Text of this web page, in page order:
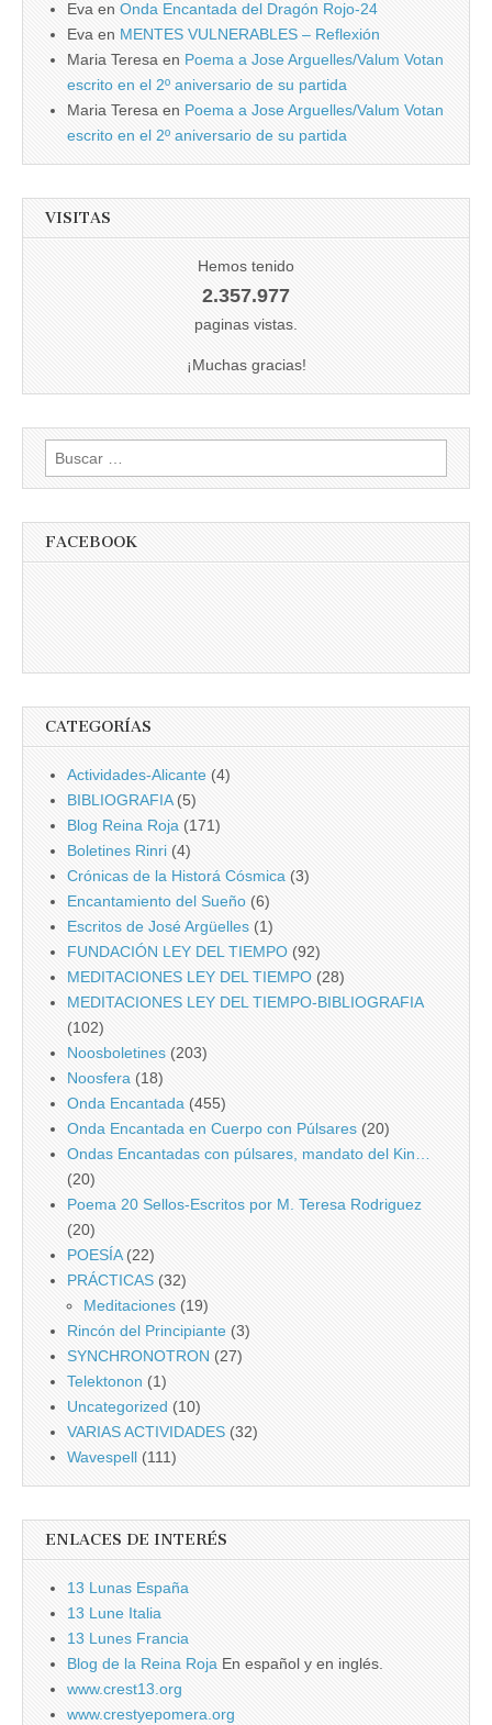
Eva en Onda Encantada del Dragón Rojo-24
Eva en MENTES VULNERABLES – Reflexión
Maria Teresa en Poema a Jose Arguelles/Valum Votan
escrito en el 2º aniversario de su partida
Maria Teresa en Poema a Jose Arguelles/Valum Votan
escrito en el 2º aniversario de su partida
VISITAS
Hemos tenido
2.357.977
paginas vistas.
¡Muchas gracias!
Buscar:
FACEBOOK
CATEGORÍAS
Actividades-Alicante (4)
BIBLIOGRAFIA(5)
Blog Reina Roja (171)
Boletines Rinri (4)
Crónicas de la Historá Cósmica (3)
Encantamiento del Sueño (6)
Escritos de José Argüelles (1)
FUNDACIÓN LEY DEL TIEMPO (92)
MEDITACIONES LEY DEL TIEMPO (28)
MEDITACIONES LEY DEL TIEMPO-BIBLIOGRAFIA
(102)
Noosboletines (203)
Noosfera (18)
Onda Encantada (455)
Onda Encantada en Cuerpo con Púlsares (20)
Ondas Encantadas con púlsares, mandato del Kin…
(20)
Poema 20 Sellos-Escritos por M. Teresa Rodriguez
(20)
POESÍA(22)
PRÁCTICAS (32)
Meditaciones (19)
Rincón del Principiante (3)
SYNCHRONOTRON (27)
Telektonon (1)
Uncategorized (10)
VARIAS ACTIVIDADES (32)
Wavespell (111)
ENLACES DE INTERÉS
13 Lunas España
13 Lune Italia
13 Lunes Francia
Blog de la Reina Roja En español y en inglés.
www.crest13.org
www.crestyepomera.org